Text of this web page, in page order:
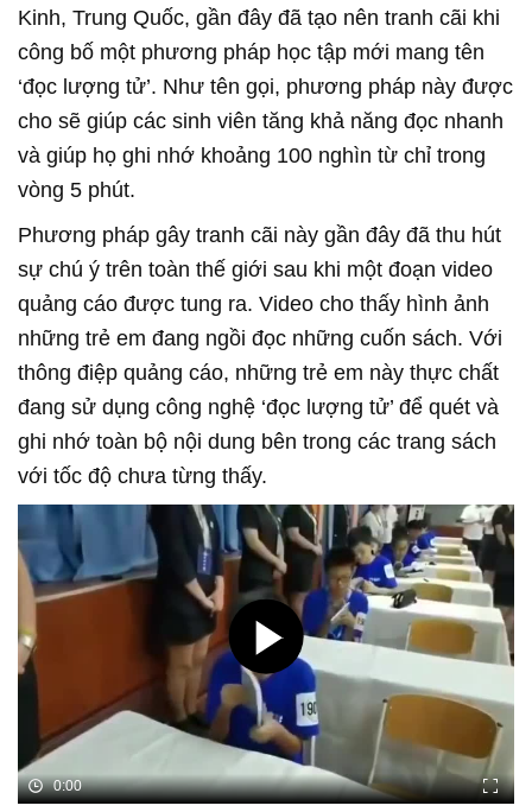
Kinh, Trung Quốc, gần đây đã tạo nên tranh cãi khi
công bố một phương pháp học tập mới mang tên
‘đọc lượng tử’. Như tên gọi, phương pháp này được
cho sẽ giúp các sinh viên tăng khả năng đọc nhanh
và giúp họ ghi nhớ khoảng 100 nghìn từ chỉ trong
vòng 5 phút.
Phương pháp gây tranh cãi này gần đây đã thu hút
sự chú ý trên toàn thế giới sau khi một đoạn video
quảng cáo được tung ra. Video cho thấy hình ảnh
những trẻ em đang ngồi đọc những cuốn sách. Với
thông điệp quảng cáo, những trẻ em này thực chất
đang sử dụng công nghệ ‘đọc lượng tử’ để quét và
ghi nhớ toàn bộ nội dung bên trong các trang sách
với tốc độ chưa từng thấy.
0:00